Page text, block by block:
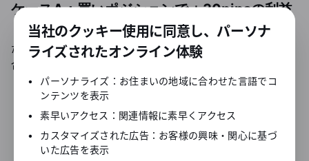
ケースA：買いポジションで＋30pipsの利益
たとえば、145.00円で買って、145.30円で決済した場
合、
値動き：145.30 − 145.00 ＝ 0.30円 → 30pips
損益：30pips × 100円 ＝ 3,000円の利益
当社のクッキー使用に同意し、パーソナ
ライズされたオンライン体験
•
パーソナライズ：お住まいの地域に合わせた言語でコ
ンテンツを表示
•
素早いアクセス：関連情報に素早くアクセス
•
カスタマイズされた広告：お客様の興味・関心に基づ
いた広告を表示